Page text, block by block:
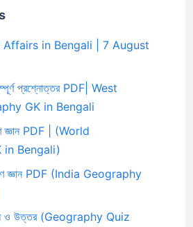
in Bengali | 7 August
প্রশ্নোত্তর PDF| West
GK in Bengali
জ্ঞান PDF | (World
in Bengali)
জ্ঞান PDF (India Geography
ও উত্তর (Geography Quiz